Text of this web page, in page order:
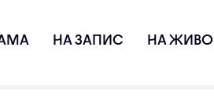
НА ЗАПИС НА ЖИВО